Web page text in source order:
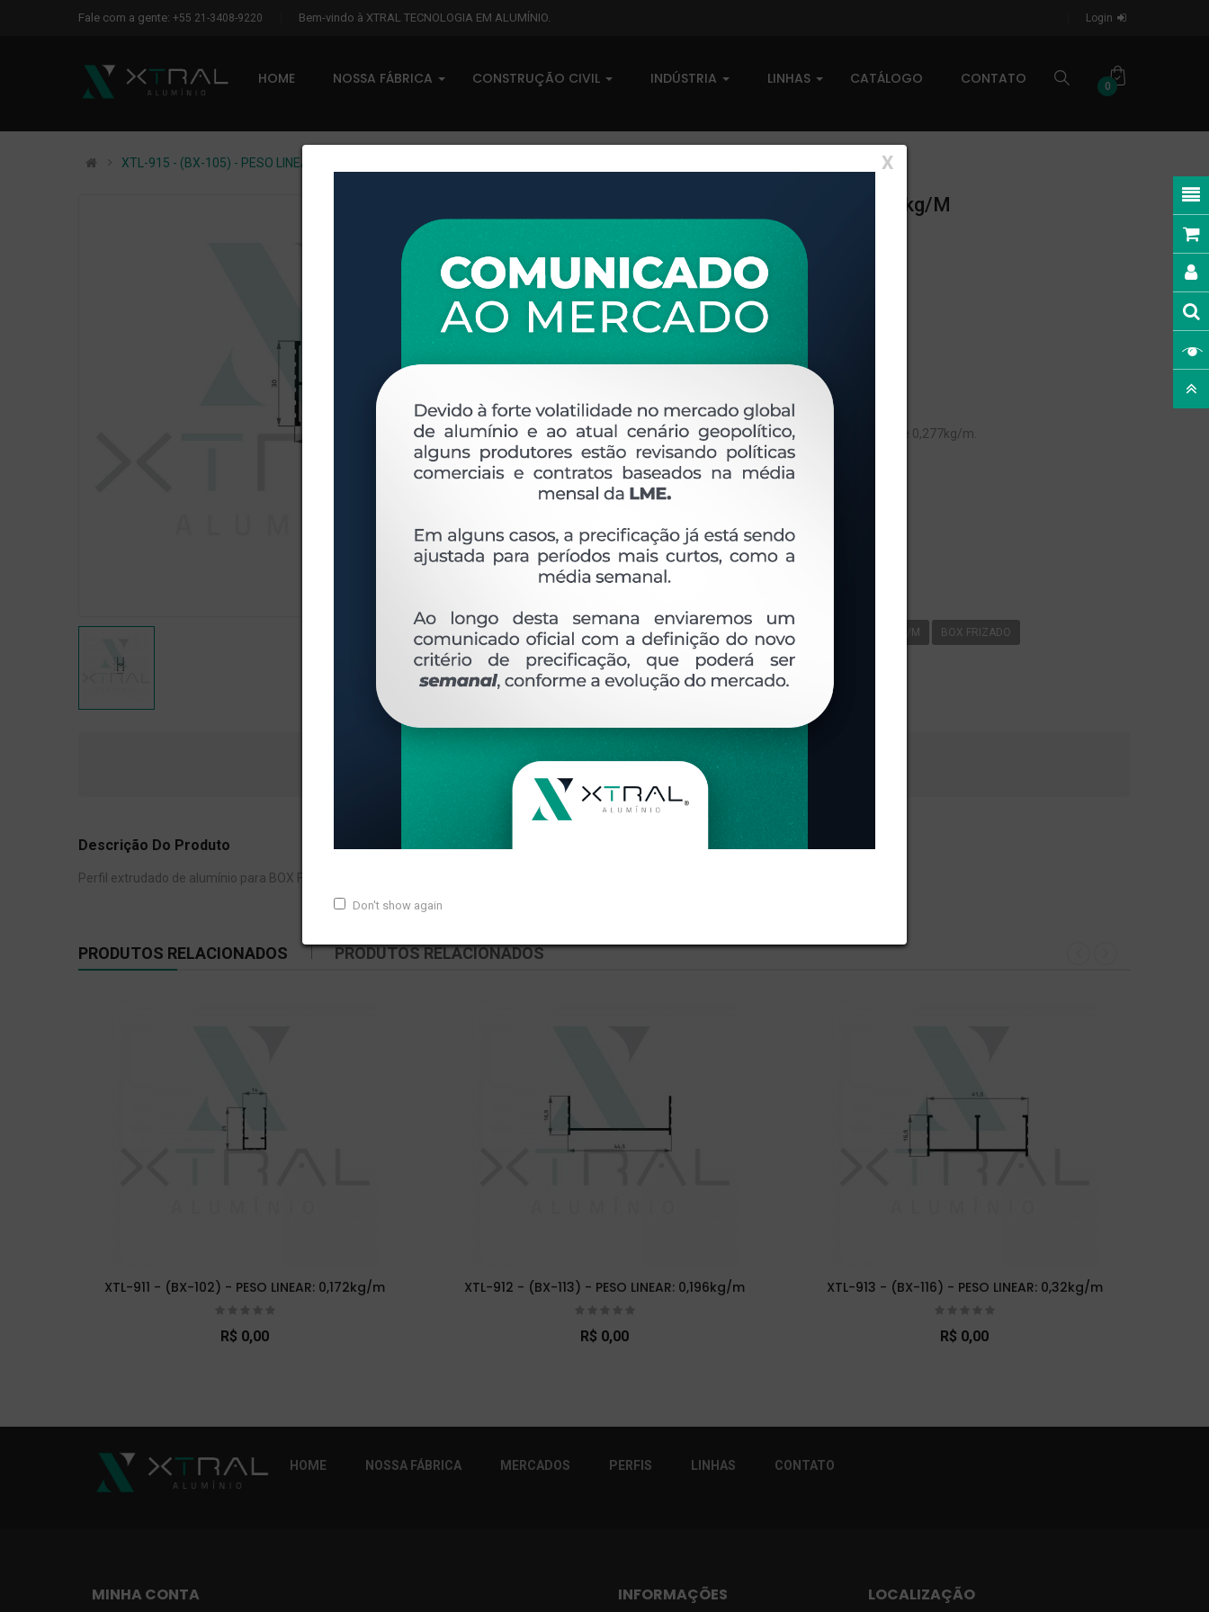
Fale com a gente: +55 21-3408-9220 Bem-vindo à XTRAL TECNOLOGIA EM ALUMÍNIO. Login
HOME NOSSA FÁBRICA CONSTRUÇÃO CIVIL INDÚSTRIA LINHAS CATÁLOGO CONTATO 0
X
Don't show again
XTL-915 - (BX-105) - PESO LINEAR: 0,277kg/m
XTL-915 - (BX-105) - PESO LINEAR: 0,277kg/m
0 comentários
Disponível sob consulta
Taxas R$ 0,00
Disponibilidade:
Em estoque
OVERVIEW
Perfil extrudado de alumínio para BOX FRIZADO, com peso linear de 0,277kg/m.
Ver perfis relacionados
Etiquetas: 915- PESO LINEAR - 0 277 KG/M BX-105 277KG/M BOX FRIZADO
DESCRIÇÃO COMENTÁRIOS (0)
Descrição Do Produto
Perfil extrudado de alumínio para BOX FRIZADO, com peso linear de 0,277kg/m.
PRODUTOS RELACIONADOS PRODUTOS RELACIONADOS
XTL-911 - (BX-102) - PESO LINEAR: 0,172kg/m
R$ 0,00
XTL-912 - (BX-113) - PESO LINEAR: 0,196kg/m
R$ 0,00
XTL-913 - (BX-116) - PESO LINEAR: 0,32kg/m
R$ 0,00
HOME NOSSA FÁBRICA MERCADOS PERFIS LINHAS CONTATO
MINHA CONTA INFORMAÇÕES LOCALIZAÇÃO